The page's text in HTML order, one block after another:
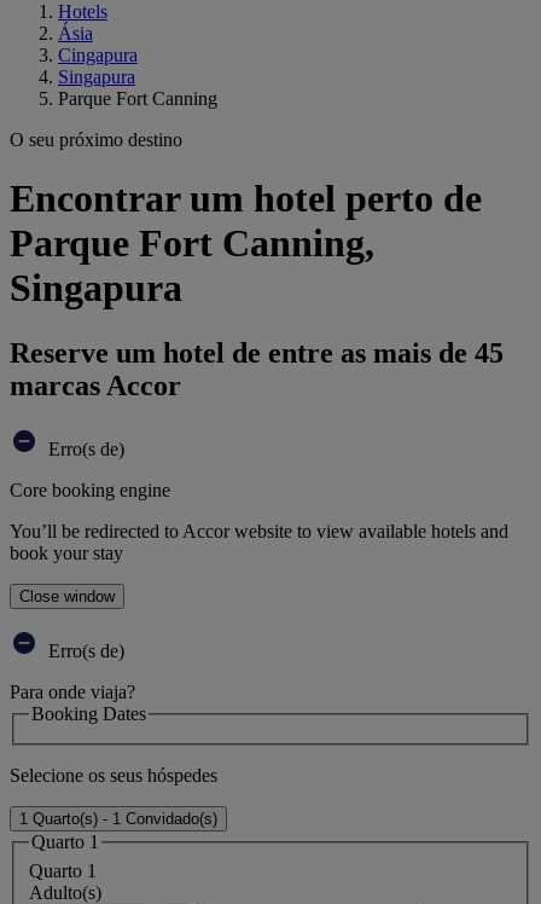
Hotels
Ásia
Cingapura
Singapura
Parque Fort Canning
O seu próximo destino
Encontrar um hotel perto de
Parque Fort Canning,
Singapura
Reserve um hotel de entre as mais de 45
marcas Accor
Erro(s de)
Core booking engine
You’ll be redirected to Accor website to view available hotels and
book your stay
Close window
Erro(s de)
Para onde viaja?
Booking Dates
Selecione os seus hóspedes
1 Quarto(s) - 1 Convidado(s)
Quarto 1
Quarto 1
Adulto(s)